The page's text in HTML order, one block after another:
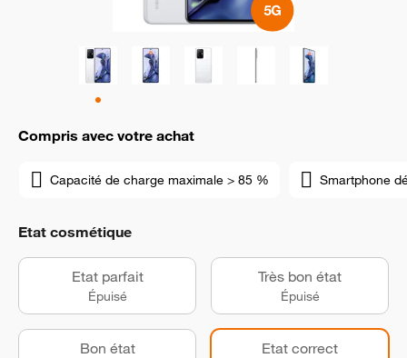
Compris avec votre achat
Capacité de charge maximale > 85 % Smartphone
Etat cosmétique
Etat parfait
Épuisé
Très bon état
Épuisé
Bon état Etat correct